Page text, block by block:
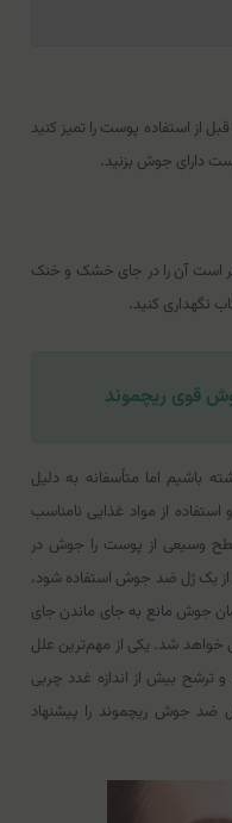
از استفاده پوست را تمیز کنید
دارای جوش بزنید.
است آن را در جای خشک و خنک
نگهداری کنید.
قوی ریچموند
باشیم اما متاًسفانه به دلیل
از مواد غذایی نامناسب
وسیعی از پوست را جوش در
از یک ژل ضد جوش استفاده شود،
جوش مانع به جای ماندن جای
شد. یکی از مهم‌‌ترین علل
بیش از اندازه غدد چربی
ضد جوش ریچموند را پیشنهاد